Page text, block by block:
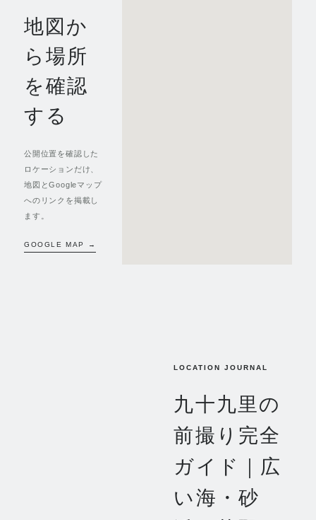
地図か
ら場所
を確認
する
公開位置を確認した
ロケーションだけ、
地図とGoogleマップ
へのリンクを掲載し
ます。
GOOGLE MAP →
LOCATION JOURNAL
九十九里の
前撮り完全
ガイド｜広
い海・砂